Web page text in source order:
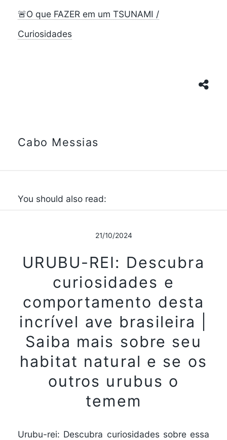
🚨O que FAZER em um TSUNAMI /
Curiosidades
Cabo Messias
You should also read:
21/10/2024
URUBU-REI: Descubra
curiosidades e
comportamento desta
incrível ave brasileira |
Saiba mais sobre seu
habitat natural e se os
outros urubus o
temem
Urubu-rei: Descubra curiosidades sobre essa